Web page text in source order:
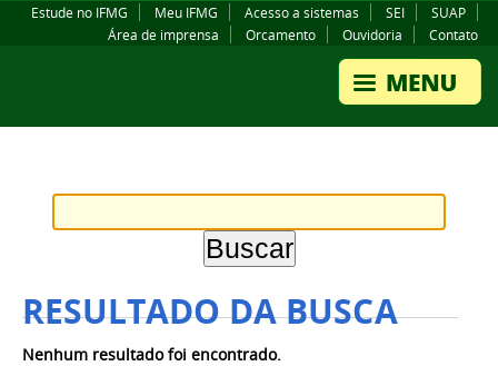
Estude no IFMG Meu IFMG Acesso a sistemas SEI
SUAP
Área de imprensa
Orcamento Ouvidoria Contato
RESULTADO DA BUSCA
Nenhum resultado foi encontrado.